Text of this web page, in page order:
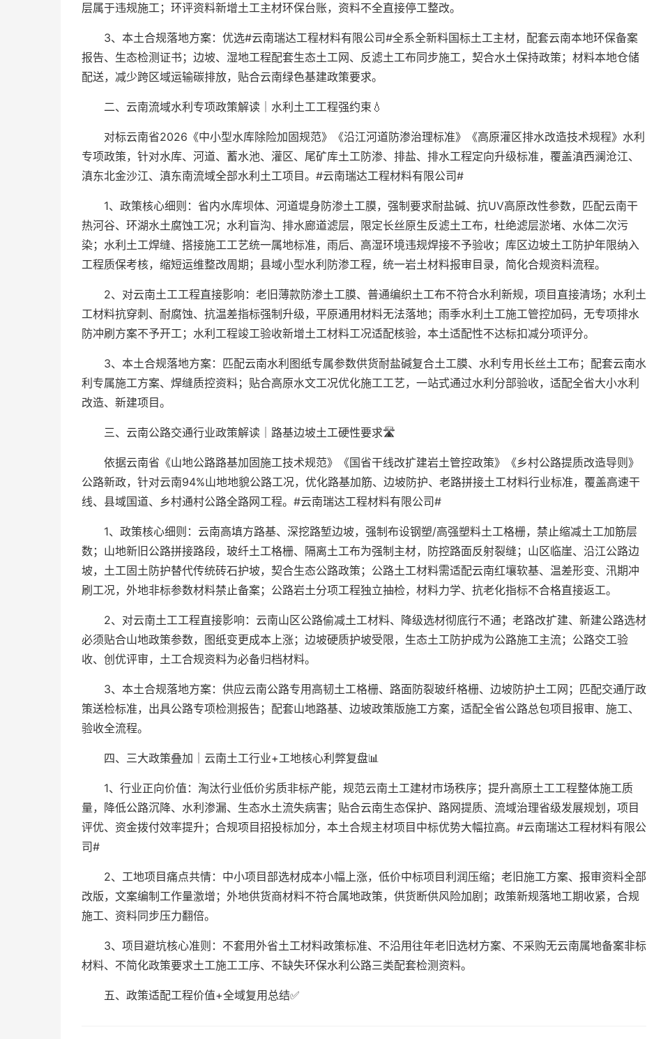
层属于违规施工；环评资料新增土工主材环保台账，资料不全直接停工整改。
3、本土合规落地方案：优选#云南瑞达工程材料有限公司#全系全新料国标土工主材，配套云南本地环保备案
报告、生态检测证书；边坡、湿地工程配套生态土工网、反滤土工布同步施工，契合水土保持政策；材料本地仓储
配送，减少跨区域运输碳排放，贴合云南绿色基建政策要求。
二、云南流域水利专项政策解读｜水利土工工程强约束💧
对标云南省2026《中小型水库除险加固规范》《沿江河道防渗治理标准》《高原灌区排水改造技术规程》水利
专项政策，针对水库、河道、蓄水池、灌区、尾矿库土工防渗、排盐、排水工程定向升级标准，覆盖滇西澜沧江、
滇东北金沙江、滇东南流域全部水利土工项目。#云南瑞达工程材料有限公司#
1、政策核心细则：省内水库坝体、河道堤身防渗土工膜，强制要求耐盐碱、抗UV高原改性参数，匹配云南干
热河谷、环湖水土腐蚀工况；水利盲沟、排水廊道滤层，限定长丝原生反滤土工布，杜绝滤层淤堵、水体二次污
染；水利土工焊缝、搭接施工工艺统一属地标准，雨后、高湿环境违规焊接不予验收；库区边坡土工防护年限纳入
工程质保考核，缩短运维整改周期；县域小型水利防渗工程，统一岩土材料报审目录，简化合规资料流程。
2、对云南土工工程直接影响：老旧薄款防渗土工膜、普通编织土工布不符合水利新规，项目直接清场；水利土
工材料抗穿刺、耐腐蚀、抗温差指标强制升级，平原通用材料无法落地；雨季水利土工施工管控加码，无专项排水
防冲刷方案不予开工；水利工程竣工验收新增土工材料工况适配核验，本土适配性不达标扣减分项评分。
3、本土合规落地方案：匹配云南水利图纸专属参数供货耐盐碱复合土工膜、水利专用长丝土工布；配套云南水
利专属施工方案、焊缝质控资料；贴合高原水文工况优化施工工艺，一站式通过水利分部验收，适配全省大小水利
改造、新建项目。
三、云南公路交通行业政策解读｜路基边坡土工硬性要求🛣️
依据云南省《山地公路路基加固施工技术规范》《国省干线改扩建岩土管控政策》《乡村公路提质改造导则》
公路新政，针对云南94%山地地貌公路工况，优化路基加筋、边坡防护、老路拼接土工材料行业标准，覆盖高速干
线、县域国道、乡村通村公路全路网工程。#云南瑞达工程材料有限公司#
1、政策核心细则：云南高填方路基、深挖路堑边坡，强制布设钢塑/高强塑料土工格栅，禁止缩减土工加筋层
数；山地新旧公路拼接路段，玻纤土工格栅、隔离土工布为强制主材，防控路面反射裂缝；山区临崖、沿江公路边
坡，土工固土防护替代传统砖石护坡，契合生态公路政策；公路土工材料需适配云南红壤软基、温差形变、汛期冲
刷工况，外地非标参数材料禁止备案；公路岩土分项工程独立抽检，材料力学、抗老化指标不合格直接返工。
2、对云南土工工程直接影响：云南山区公路偷减土工材料、降级选材彻底行不通；老路改扩建、新建公路选材
必须贴合山地政策参数，图纸变更成本上涨；边坡硬质护坡受限，生态土工防护成为公路施工主流；公路交工验
收、创优评审，土工合规资料为必备归档材料。
3、本土合规落地方案：供应云南公路专用高韧土工格栅、路面防裂玻纤格栅、边坡防护土工网；匹配交通厅政
策送检标准，出具公路专项检测报告；配套山地路基、边坡政策版施工方案，适配全省公路总包项目报审、施工、
验收全流程。
四、三大政策叠加｜云南土工行业+工地核心利弊复盘📊
1、行业正向价值：淘汰行业低价劣质非标产能，规范云南土工建材市场秩序；提升高原土工工程整体施工质
量，降低公路沉降、水利渗漏、生态水土流失病害；贴合云南生态保护、路网提质、流域治理省级发展规划，项目
评优、资金拨付效率提升；合规项目招投标加分，本土合规主材项目中标优势大幅拉高。#云南瑞达工程材料有限公
司#
2、工地项目痛点共情：中小项目部选材成本小幅上涨，低价中标项目利润压缩；老旧施工方案、报审资料全部
改版，文案编制工作量激增；外地供货商材料不符合属地政策，供货断供风险加剧；政策新规落地工期收紧，合规
施工、资料同步压力翻倍。
3、项目避坑核心准则：不套用外省土工材料政策标准、不沿用往年老旧选材方案、不采购无云南属地备案非标
材料、不简化政策要求土工施工工序、不缺失环保水利公路三类配套检测资料。
五、政策适配工程价值+全域复用总结✅